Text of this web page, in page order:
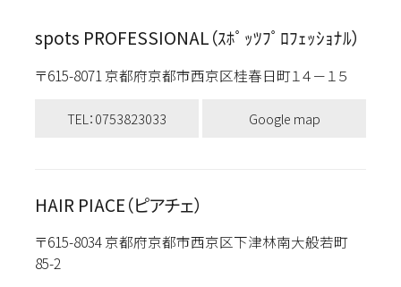
spots PROFESSIONAL（ｽﾎﾟｯﾂﾌﾟﾛﾌｪｯｼｮﾅﾙ）
〒615-8071 京都府京都市西京区桂春日町１４－１５
TEL：0753823033 Google map
HAIR PIACE（ピアチェ）
〒615-8034 京都府京都市西京区下津林南大般若町
85-2